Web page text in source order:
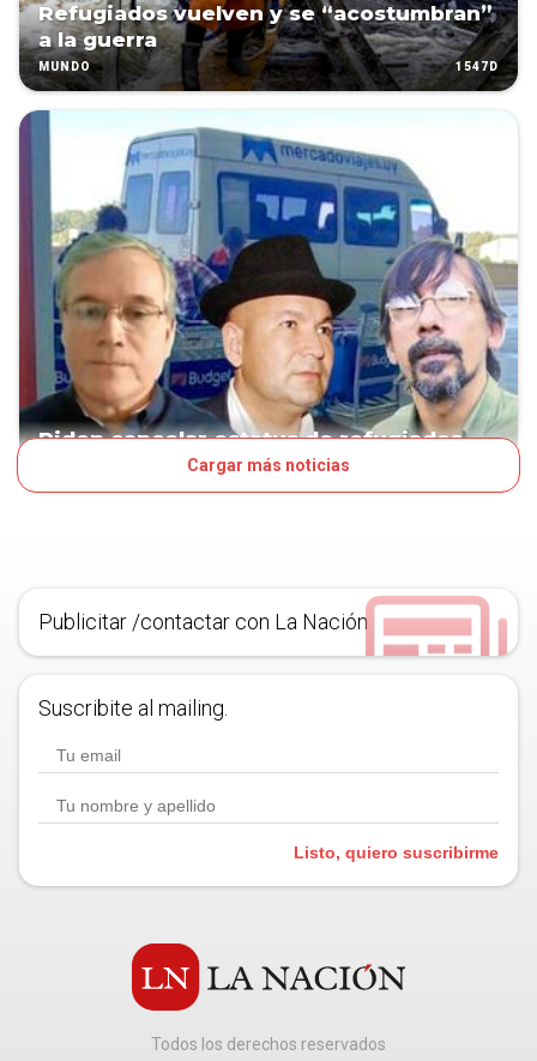
Refugiados vuelven y se “acostumbran”
a la guerra
MUNDO 1547D
Piden cancelar estatus de refugiados
Cargar más noticias
Publicitar /contactar con La Nación
Suscribite al mailing.
Listo, quiero suscribirme
Todos los derechos reservados